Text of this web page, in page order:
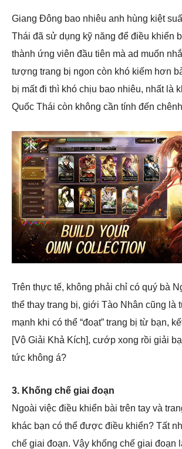
Giang Đông bao nhiêu anh hùng kiệt
Thái đã sử dụng kỹ năng để điều khiển
thành ứng viên đầu tiên mà ad muốn
tượng trang bị ngon còn khó kiếm hơn
bị mất đi thì khó chịu bao nhiêu, nhất là
Quốc Thái còn không cần tính đến
Trên thực tế, không phải chỉ có quý bà
thể thay trang bị, giới Tào Nhân cũng là
mạnh khi có thể “đoạt” trang bị từ bạn,
[Vô Giải Khả Kích], cướp xong rồi giải
tức không á?
3. Khống chế giai đoạn
Ngoài việc điều khiển bài trên tay và
khác bạn có thể được điều khiển? Tất
chế giai đoạn. Vậy khống chế giai đoạn